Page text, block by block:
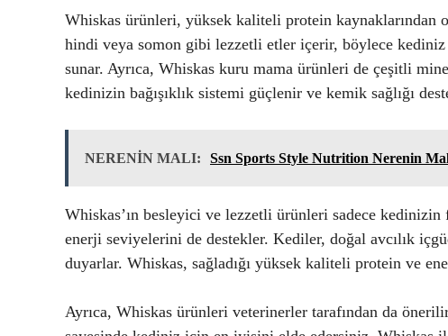
Whiskas ürünleri, yüksek kaliteli protein kaynaklarından
hindi veya somon gibi lezzetli etler içerir, böylece
sunar. Ayrıca, Whiskas kuru mama ürünleri de çeşitli
kedinizin bağışıklık sistemi güçlenir ve kemik sağlığı
NERENİN MALI: Ssn Sports Style Nutrition Nerenin
Whiskas’ın besleyici ve lezzetli ürünleri sadece kedinizin
enerji seviyelerini de destekler. Kediler, doğal avcılık
duyarlar. Whiskas, sağladığı yüksek kaliteli protein ve
Ayrıca, Whiskas ürünleri veterinerler tarafından da